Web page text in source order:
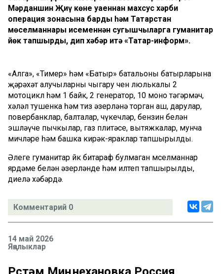
Мәрданшин Җиңү көне уңаеннан махсус хәрби
операция зонасына барды һәм Татарстан
мөселманнары исеменнән сугышчыларга гуманитар
йөк тапшырды, дип хәбәр итә «Татар-информ».
«Алга», «Тимер» һәм «Батыр» батальоны батырларына
җәрәхәт алучыларны чыгару өчен люлькалы 2
мотоцикл һәм 1 байк, 2 генератор, 10 моно тәгәрмәч,
хәләл тушенка һәм тиз әзерләнә торган аш, дарулар,
повербанклар, балталар, чүкечләр, бензин белән
эшләүче пычкылар, газ плитәсе, вытяжкалар, мунча
мичләре һәм башка кирәк-яраклар тапшырылды.
Әлеге гуманитар йөк битараф булмаган мөселманнар
ярдәме белән әзерләнде һәм илтеп тапшырылды,
диелә хәбәрдә.
Комментарий 0
14 май 2026
Яңалыклар